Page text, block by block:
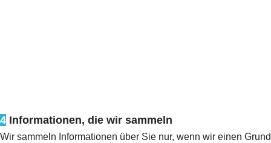
4 Informationen, die wir sammeln
Wir sammeln Informationen über Sie nur, wenn wir einen Grund